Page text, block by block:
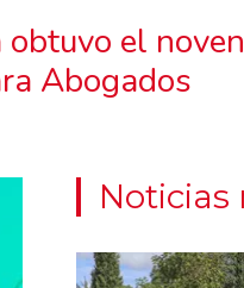
el
Abogados